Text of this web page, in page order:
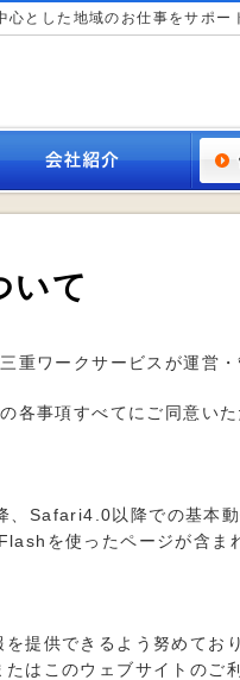
とした地域のお仕事をサポー
いて
重ワークサービスが運営・
各事項すべてにご同意い
Safari4.0以降での基本動
を使ったページが含ま
提供できるよう努めてお
はこのウェブサイトのご